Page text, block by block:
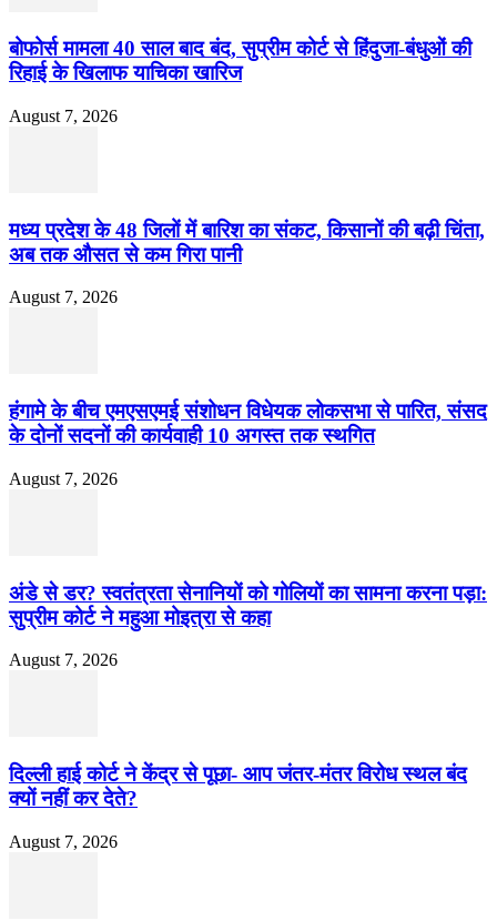
बोफोर्स मामला 40 साल बाद बंद, सुप्रीम कोर्ट से हिंदुजा-बंधुओं की
रिहाई के खिलाफ याचिका खारिज
August 7, 2026
मध्य प्रदेश के 48 जिलों में बारिश का संकट, किसानों की बढ़ी चिंता,
अब तक औसत से कम गिरा पानी
August 7, 2026
हंगामे के बीच एमएसएमई संशोधन विधेयक लोकसभा से पारित, संसद
के दोनों सदनों की कार्यवाही 10 अगस्त तक स्थगित
August 7, 2026
अंडे से डर? स्वतंत्रता सेनानियों को गोलियों का सामना करना पड़ा:
सुप्रीम कोर्ट ने महुआ मोइत्रा से कहा
August 7, 2026
दिल्ली हाई कोर्ट ने केंद्र से पूछा- आप जंतर-मंतर विरोध स्थल बंद
क्यों नहीं कर देते?
August 7, 2026